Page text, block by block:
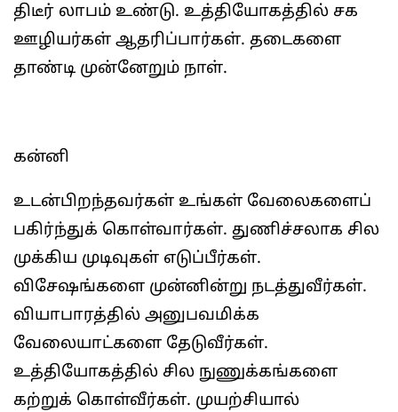
திடீர் லாபம் உண்டு. உத்தியோகத்தில் சக
ஊழியர்கள் ஆதரிப்பார்கள். தடைகளை
தாண்டி முன்னேறும் நாள்.
கன்னி
உடன்பிறந்தவர்கள் உங்கள் வேலைகளைப்
பகிர்ந்துக் கொள்வார்கள். துணிச்சலாக சில
முக்கிய முடிவுகள் எடுப்பீர்கள்.
விசேஷங்களை முன்னின்று நடத்துவீர்கள்.
வியாபாரத்தில் அனுபவமிக்க
வேலையாட்களை தேடுவீர்கள்.
உத்தியோகத்தில் சில நுணுக்கங்களை
கற்றுக் கொள்வீர்கள். முயற்சியால்